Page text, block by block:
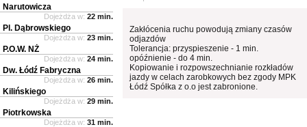
Zakłócenia ruchu powodują zmiany czasów
odjazdów
Tolerancja: przyspieszenie - 1 min.
opóźnienie - do 4 min.
Kopiowanie i rozpowszechnianie rozkładów
jazdy w celach zarobkowych bez zgody MPK
Łódź Spółka z o.o jest zabronione.
Narutowicza
Dojeżdża w: 22 min.
Pl. Dąbrowskiego
Dojeżdża w: 23 min.
P.O.W. NŻ
Dojeżdża w: 24 min.
Dw. Łódź Fabryczna
Dojeżdża w: 26 min.
Kilińskiego
Dojeżdża w: 29 min.
Piotrkowska
Dojeżdża w: 31 min.